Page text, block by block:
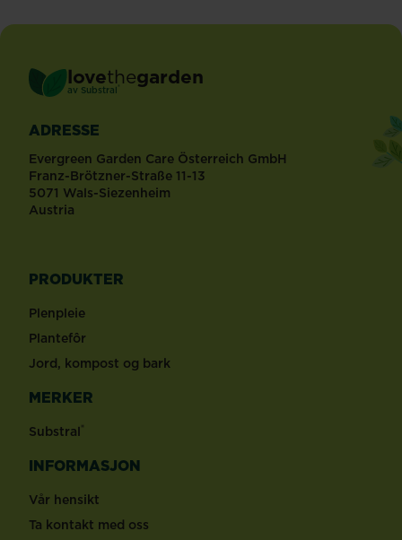
lovethegarden
av Substral ®
ADRESSE
Evergreen Garden Care Österreich GmbH
Franz-Brötzner-Straße 11-13
5071 Wals-Siezenheim
Austria
PRODUKTER
Plenpleie
Plantefôr
Jord, kompost og bark
MERKER
Substral®
INFORMASJON
Vår hensikt
Ta kontakt med oss